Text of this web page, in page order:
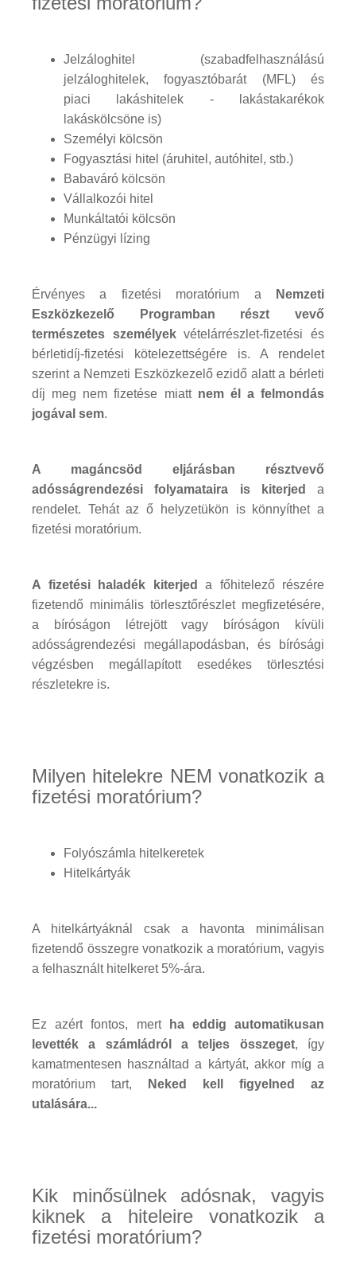
Jelzáloghitel (szabadfelhasználású
jelzáloghitelek, fogyasztóbarát (MFL) és
piaci lakáshitelek - lakástakarékok
lakáskölcsöne is)
Személyi kölcsön
Fogyasztási hitel (áruhitel, autóhitel, stb.)
Babaváró kölcsön
Vállalkozói hitel
Munkáltatói kölcsön
Pénzügyi lízing
Érvényes a fizetési moratórium a
Nemzeti
Eszközkezelő Programban részt vevő
természetes személyekvételárrészlet-fizetési és
bérletidíj-fizetési kötelezettségére is. A rendelet
szerint a Nemzeti Eszközkezelő ezidő alatt a bérleti
díj meg nem fizetése miatt nem él a felmondás
jogával sem.
A magáncsöd eljárásban résztvevő
adósságrendezési folyamataira is kiterjed
a
rendelet. Tehát az ő helyzetükön is könnyíthet a
fizetési moratórium.
A fizetési haladék kiterjed
a főhitelező részére
fizetendő minimális törlesztőrészlet megfizetésére,
a bíróságon létrejött vagy bíróságon kívüli
adósságrendezési megállapodásban, és bírósági
végzésben megállapított esedékes törlesztési
részletekre is.
Milyen hitelekre NEM vonatkozik a
fizetési moratórium?
Folyószámla hitelkeretek
Hitelkártyák
A hitelkártyáknál csak a havonta minimálisan
fizetendő összegre vonatkozik a moratórium, vagyis
a felhasznált hitelkeret 5%-ára.
Ez azért fontos, mert
ha eddig automatikusan
levették a számládról a teljes összeget, így
kamatmentesen használtad a kártyát, akkor míg a
moratórium tart,
Neked kell figyelned az
utalására...
Kik minősülnek adósnak, vagyis
kiknek a hiteleire vonatkozik a
fizetési moratórium?